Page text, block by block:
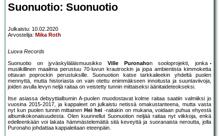
Suonuotio: Suonuotio
Julkaistu: 10.02.2020
Arvostelija: Mika Roth
Luova Records
Suonuotio on jyväskyläläismuusikko Ville Puronahon sooloprojekti, jonka
musiikillinen maailma perustuu 70-luvun krautrockin ja jopa ambientista kimmoketta
ottavan poprockin perustuksille. Suonuotion katse tarkkaileekin yhdeltä puolen
mennyttä, mutta historiasta on vain otettu enimmäkseen innoitusta ja suuntaviivoja,
joiden avulla levyn neljä raitaa on veistetty tunnin mittaiseksi äänitaideteokseksi.
Itse asiassa debyyttialbumin A-puolen muodostavat kolme raitaa saatiin valmiiksi jo
vuosina 2015-2017, ja kappaleet on julkaistu netissä omakustanteena, mutta vasta
nyt kun puolen tunnin mittainen Hei hei -raitakin on mukana, voidaan puhua ehyestä
albumikokonaisuudesta. Olen kuunnellut Suonuotion neljää raitaa nyt viikkoja, enkä
edelleenkään voi lakata hämmästelemättä sitä keveyttä ja suoranaista neroutta, jolla
Puronaho johdattaa kappaleitaan eteenpäin.